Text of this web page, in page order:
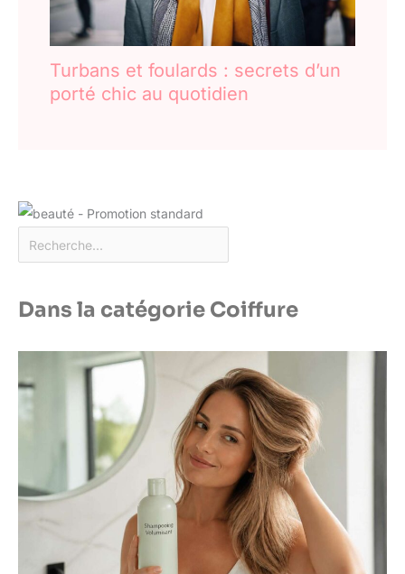
Turbans et foulards : secrets d’un
porté chic au quotidien
Dans la catégorie Coiffure